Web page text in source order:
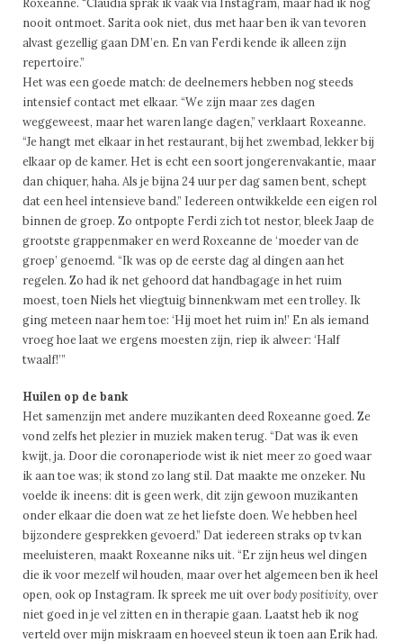
nooit ontmoet. Sarita ook niet, dus met haar ben ik van tevoren
alvast gezellig gaan DM’en. En van Ferdi kende ik alleen zijn
repertoire.”
Het was een goede match: de deelnemers hebben nog steeds
intensief contact met elkaar. “We zijn maar zes dagen
weggeweest, maar het waren lange dagen,” verklaart Roxeanne.
“Je hangt met elkaar in het restaurant, bij het zwembad, lekker bij
elkaar op de kamer. Het is echt een soort jongerenvakantie, maar
dan chiquer, haha. Als je bijna 24 uur per dag samen bent, schept
dat een heel intensieve band.” Iedereen ontwikkelde een eigen rol
binnen de groep. Zo ontpopte Ferdi zich tot nestor, bleek Jaap de
grootste grappenmaker en werd Roxeanne de ‘moeder van de
groep’ genoemd. “Ik was op de eerste dag al dingen aan het
regelen. Zo had ik net gehoord dat handbagage in het ruim
moest, toen Niels het vliegtuig binnenkwam met een trolley. Ik
ging meteen naar hem toe: ‘Hij moet het ruim in!’ En als iemand
vroeg hoe laat we ergens moesten zijn, riep ik alweer: ‘Half
twaalf!’”
Huilen op de bank
Het samenzijn met andere muzikanten deed Roxeanne goed. Ze
vond zelfs het plezier in muziek maken terug. “Dat was ik even
kwijt, ja. Door die coronaperiode wist ik niet meer zo goed waar
ik aan toe was; ik stond zo lang stil. Dat maakte me onzeker. Nu
voelde ik ineens: dit is geen werk, dit zijn gewoon muzikanten
onder elkaar die doen wat ze het liefste doen. We hebben heel
bijzondere gesprekken gevoerd.” Dat iedereen straks op tv kan
meeluisteren, maakt Roxeanne niks uit. “Er zijn heus wel dingen
die ik voor mezelf wil houden, maar over het algemeen ben ik heel
open, ook op Instagram. Ik spreek me uit overbody positivity, over
niet goed in je vel zitten en in therapie gaan. Laatst heb ik nog
verteld over mijn miskraam en hoeveel steun ik toen aan Erik had.